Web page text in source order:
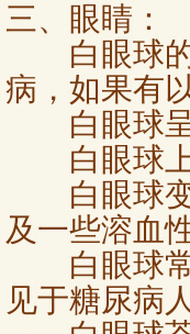
三、眼睛：
白眼球的
病，如果有
白眼球呈
白眼球上
白眼球变
及一些溶血
白眼球常
见于糖尿病